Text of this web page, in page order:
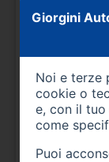
Giorgini
Noi e terze
cookie o
e, con il tuo
come
Puoi